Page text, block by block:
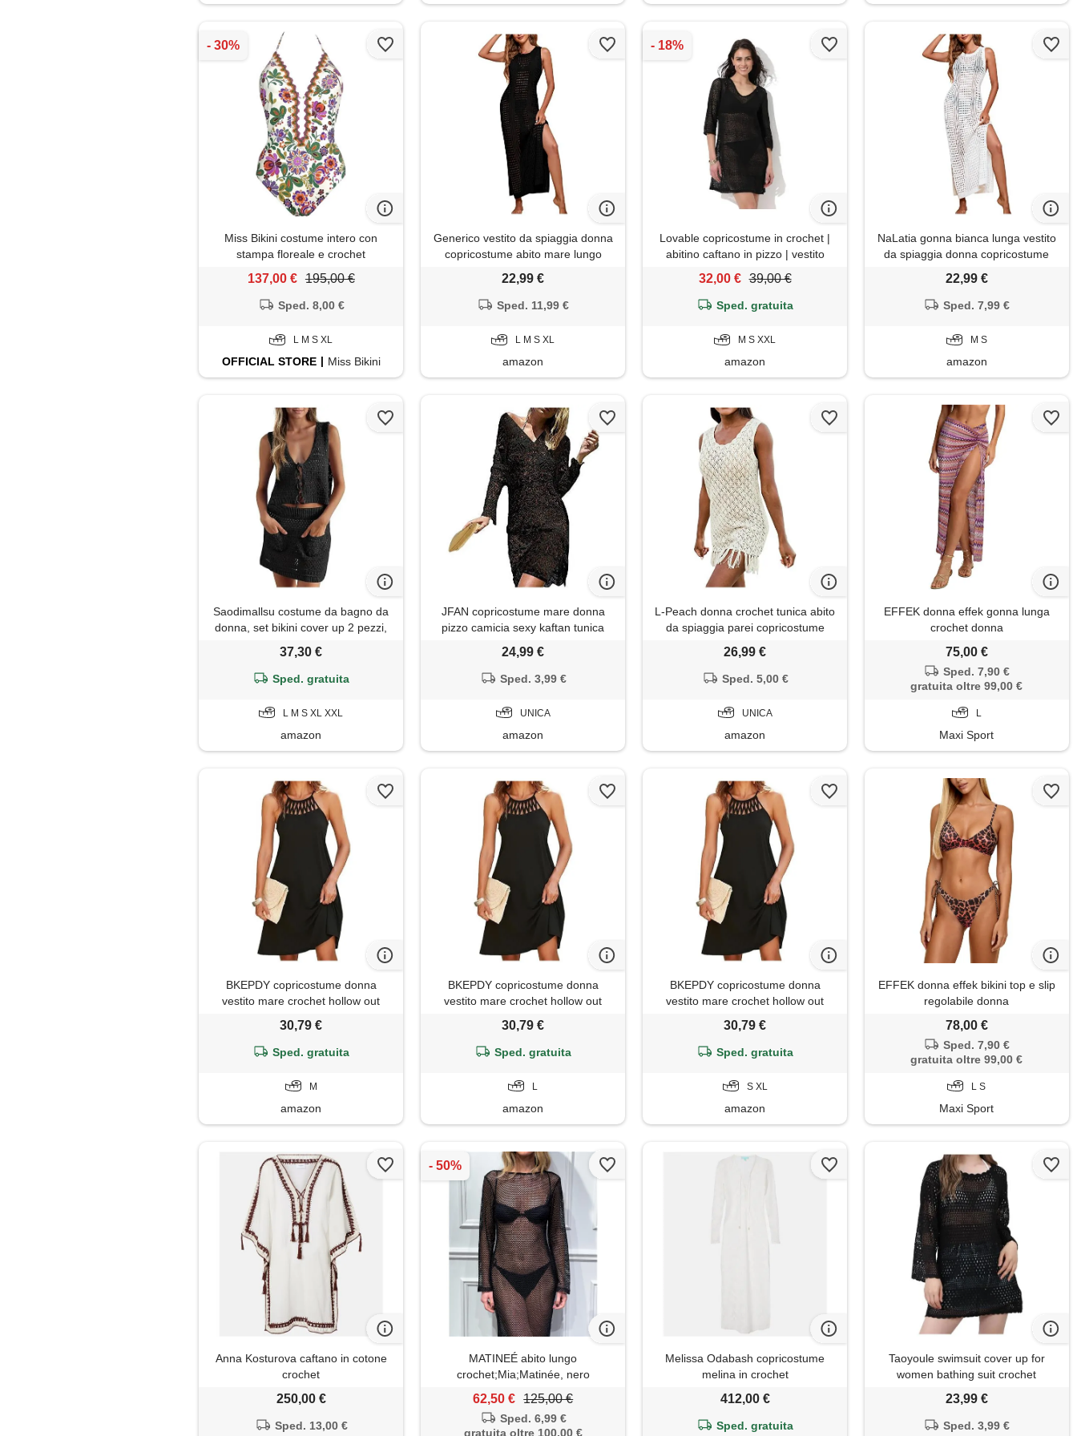
Miss Bikini costume intero con
stampa floreale e crochet
137,00 € 195,00 €
Sped. 8,00 €
L M S XL
OFFICIALSTORE Miss Bikini
Generico vestito da spiaggia donna
copricostume abito mare lungo
curvy estivo sexy crochet copri
costume uncinetto
22,99 €
Sped. 11,99 €
L M S XL
amazon
Lovable copricostume in crochet |
abitino caftano in pizzo | vestito
spiaggia, mare, vacanza |
beachwear donna, nero 2 - s
32,00 € 39,00 €
Sped. gratuita
M S XXL
amazon
NaLatia gonna bianca lunga vestito
da spiaggia donna copricostume
abito mare lungo curvy estivo sexy
crochet copri costume uncinetto
moda
22,99 €
Sped. 7,99 €
M S
amazon
Saodimallsu costume da bagno da
donna, set bikini cover up 2 pezzi,
maniche, gonna in maglia, vestito a
crochet da spiaggia, moda mare,
37,30 €
Sped. gratuita
L M S XL XXL
amazon
JFAN copricostume mare donna
pizzo camicia sexy kaftan tunica
cover up，one size nero
24,99 €
Sped. 3,99 €
UNICA
amazon
L-Peach donna crochet tunica abito
da spiaggia parei copricostume
26,99 €
Sped. 5,00 €
UNICA
amazon
EFFEK donna effek gonna lunga
crochet donna
75,00 €
Sped. 7,90 €
gratuita oltre 99,00 €
L
Maxi Sport
BKEPDY copricostume donna
vestito mare crochet hollow out
abito da spiaggia bikini cover up
spiaggia vestiti da vacanza
30,79 €
Sped. gratuita
M
amazon
BKEPDY copricostume donna
vestito mare crochet hollow out
abito da spiaggia bikini cover up
spiaggia vestiti da vacanza
30,79 €
Sped. gratuita
L
amazon
BKEPDY copricostume donna
vestito mare crochet hollow out
abito da spiaggia bikini cover up
spiaggia vestiti da vacanza
30,79 €
Sped. gratuita
S XL
amazon
EFFEK donna effek bikini top e slip
regolabile donna
78,00 €
Sped. 7,90 €
gratuita oltre 99,00 €
L S
Maxi Sport
Anna Kosturova caftano in cotone
crochet
250,00 €
Sped. 13,00 €
MATINEÉ abito lungo
crochet;Mia;Matinée, nero
62,50 € 125,00 €
Sped. 6,99 €
gratuita oltre 100,00 €
Melissa Odabash copricostume
melina in crochet
412,00 €
Sped. gratuita
Taoyoule swimsuit cover up for
women bathing suit crochet
multi colors beach dress
23,99 €
Sped. 3,99 €